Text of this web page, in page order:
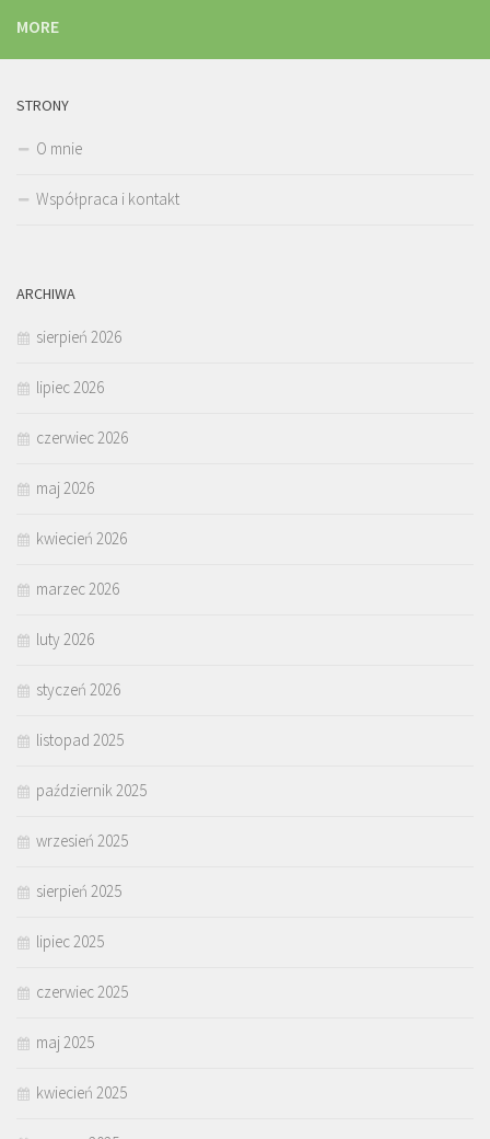
MORE
STRONY
O mnie
Współpraca i kontakt
ARCHIWA
sierpień 2026
lipiec 2026
czerwiec 2026
maj 2026
kwiecień 2026
marzec 2026
luty 2026
styczeń 2026
listopad 2025
październik 2025
wrzesień 2025
sierpień 2025
lipiec 2025
czerwiec 2025
maj 2025
kwiecień 2025